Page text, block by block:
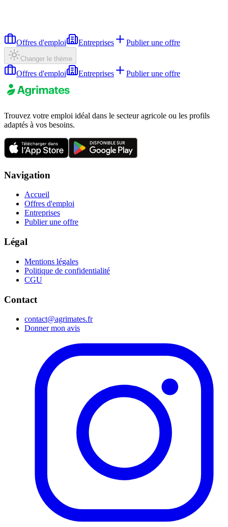
Offres d'emploi Entreprises Publier une offre
Changer le thème
Offres d'emploi Entreprises Publier une offre
Trouvez votre emploi idéal dans le secteur agricole ou les profils
adaptés à vos besoins.
Navigation
Accueil
Offres d'emploi
Entreprises
Publier une offre
Légal
Mentions légales
Politique de confidentialité
CGU
Contact
contact@agrimates.fr
Donner mon avis